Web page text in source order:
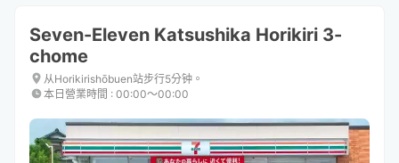
Seven-Eleven Katsushika Horikiri 3-
chome
从Horikirishōbuen站步行5分钟。
本日營業時間 : 00:00〜00:00